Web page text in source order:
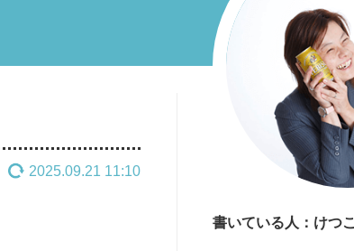
2025.09.21 11:10
書いている人：けつこ